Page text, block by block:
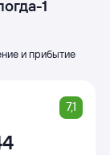
1
и прибытие
7,1